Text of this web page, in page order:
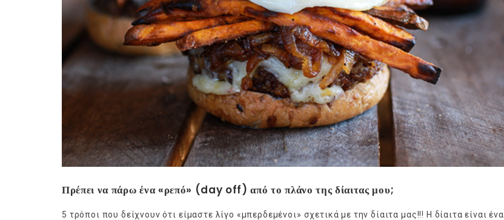
Πρέπει να πάρω ένα «ρεπό» (day off) από το πλάνο της δίαιτας μου;
5 τρόποι που δείχνουν ότι είμαστε λίγο «μπερδεμένοι» σχετικά με την δίαιτα μας!!! Η δίαιτα είναι ένα